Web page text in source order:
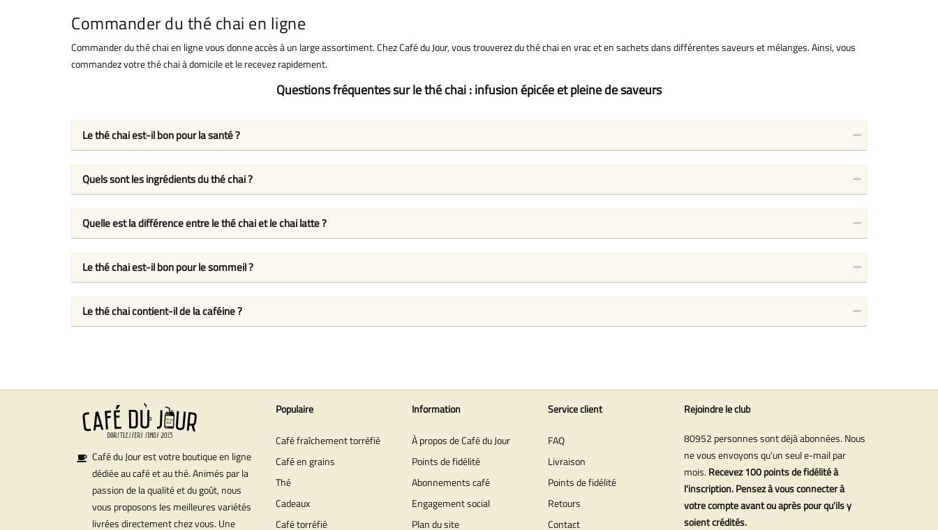
Commander du thé chai en ligne
Commander du thé chai en ligne vous donne accès à un large assortiment. Chez Café du Jour, vous trouverez du thé chai en vrac et en sachets dans différentes saveurs et mélanges. Ainsi, vous
commandez votre thé chai à domicile et le recevez rapidement.
Questions fréquentes sur le thé chai : infusion épicée et pleine de saveurs
Le thé chai est-il bon pour la santé ?
Quels sont les ingrédients du thé chai ?
Quelle est la différence entre le thé chai et le chai latte ?
Le thé chai est-il bon pour le sommeil ?
Le thé chai contient-il de la caféine ?
Café du Jour est votre boutique en ligne
dédiée au café et au thé. Animés par la
passion de la qualité et du goût, nous
vous proposons les meilleures variétés
livrées directement chez vous. Une
Populaire
Café fraîchement torréfié
Café en grains
Thé
Cadeaux
Café torréfié
Information
À propos de Café du Jour
Points de fidélité
Abonnements café
Engagement social
Plan du site
Service client
FAQ
Livraison
Points de fidélité
Retours
Contact
Rejoindre le club
80952 personnes sont déjà abonnées. Nous
ne vous envoyons qu'un seul e-mail par
mois. Recevez 100 points de fidélité à
l'inscription. Pensez à vous connecter à
votre compte avant ou après pour qu'ils y
soient crédités.